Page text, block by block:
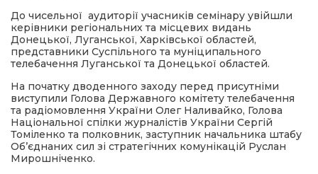
До чисельної аудиторії учасників семінару увійшли
керівники регіональних та місцевих видань
Донецької, Луганської, Харківської областей,
представники Суспільного та муніципального
телебачення Луганської та Донецької областей.
На початку дводенного заходу перед присутніми
виступили Голова Державного комітету телебачення
та радіомовлення України Олег Наливайко, Голова
Національної спілки журналістів України Сергій
Томіленко та полковник, заступник начальника штабу
Об’єднаних сил зі стратегічних комунікацій Руслан
Мирошніченко.